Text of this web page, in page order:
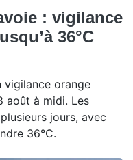
: vigilance
36°C
vigilance orange
août à midi. Les
jours, avec
36°C.